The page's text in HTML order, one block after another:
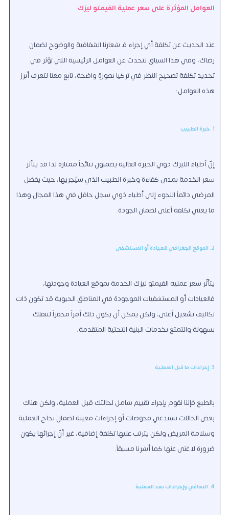
العوامل المؤثرة على سعر عملية الفيمتو ليزك
عند الحديث عن تكلفة أي إجراء فـ شعارنا الشفافية والوضوح لضمان
رضاك، وفي هذا السياق نتحدث عن العوامل الرئيسية التي تؤثر في
تحديد تكلفة تصحيح النظر في تركيا بصورةٍ واضحة، تابع معنا لتعرف أبرز
هذه العوامل:
1. خبرة الطبيب
إنّ أطباء الليزك ذوي الخبرة العالية يضمنون نتائجاً ممتازة لذا قد يتأثر
سعر الخدمة بمدى كفاءة وخبرة الطبيب الذي سيُجريها، حيث يفضل
المرضى دائماً اللجوء إلى أطباء ذوي سجل حافل في هذا المجال وهذا
ما يعني تكلفة أعلى لضمان الجودة.
2. الموقع الجغرافي للعيادة أو المستشفى
يتأثّر سعر عمليه الفيمتو ليزك الخدمة بموقع العيادة وجودتها،
فالعيادات أو المستشفيات الموجودة في المناطق الحيوية قد تكون ذات
تكاليف تشغيل أعلى، ولكن يمكن أن يكون ذلك أمراً محفزاً لتنقلك
بسهولة والتمتع بخدمات البنية التحتية المتقدمة.
3. إجراءات ما قبل العملية
بالطبع فإننا نقوم بإجراء تقييم شامل لحالتك قبل العملية، ولكن هناك
بعض الحالات تستدعي فحوصات أو إجراءات معينة لضمان نجاح العملية
وسلامة المريض ولكن يترتب عليها تكلفة إضافية، غير أنّ إجرائها يكون
ضرورة لا غنى عنها كما أشرنا مسبقاً.
4. التعافي وإجراءات بعد العملية